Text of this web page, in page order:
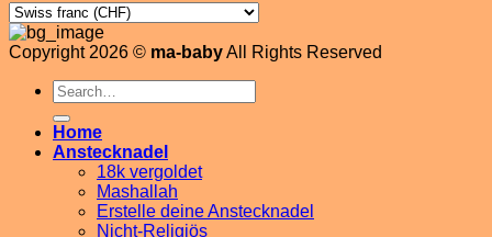
Copyright 2026 © ma-babyAll Rights Reserved
Search
for:
Home
Anstecknadel
18k vergoldet
Mashallah
Erstelle deine Anstecknadel
Nicht-Religiös